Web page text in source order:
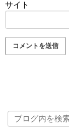
サイト